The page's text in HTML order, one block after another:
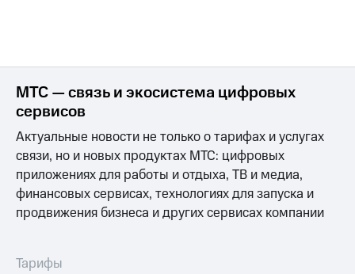
МТС — связь и экосистема цифровых
сервисов
Актуальные новости не только о тарифах и услугах
связи, но и новых продуктах МТС: цифровых
приложениях для работы и отдыха, ТВ и медиа,
финансовых сервисах, технологиях для запуска и
продвижения бизнеса и других сервисах компании
Тарифы